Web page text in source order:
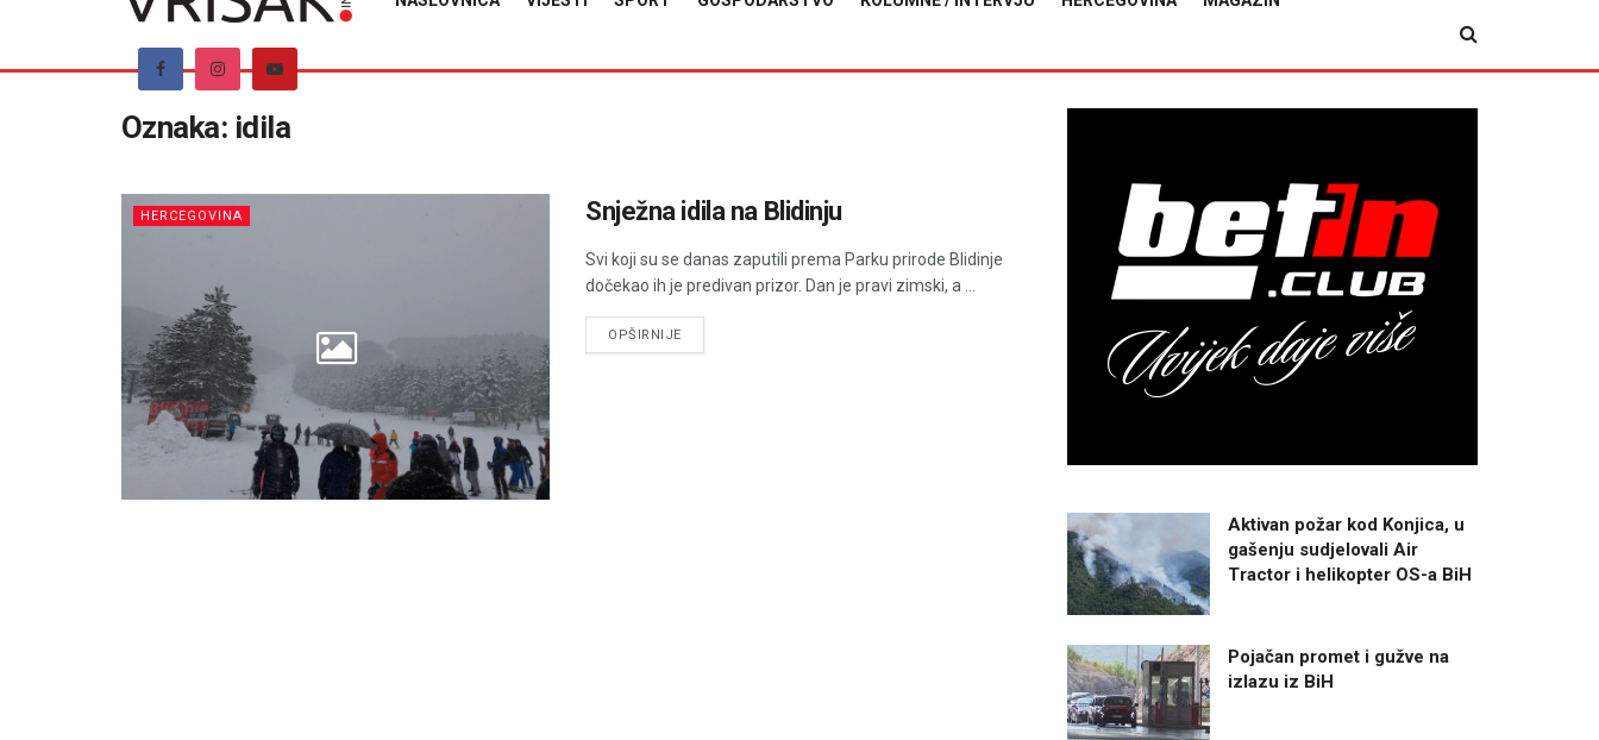
Oznaka: idila
HERCEGOVINA Snježna idila na Blidinju
Svi koji su se danas zaputili prema Parku prirode Blidinje
dočekao ih je predivan prizor. Dan je pravi zimski, a ...
OPŠIRNIJEDETAILS
Aktivan požar kod Konjica, u
gašenju sudjelovali Air
Tractor i helikopter OS-a BiH
Pojačan promet i gužve na
izlazu iz BiH